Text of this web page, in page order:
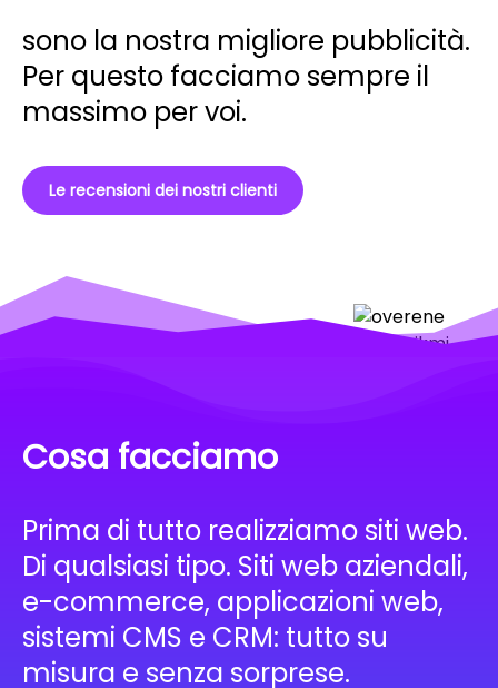
sono la nostra migliore pubblicità.
Per questo facciamo sempre il
massimo per voi.
Le recensioni dei nostri clienti
Cosa facciamo
Prima di tutto realizziamo siti web.
Di qualsiasi tipo. Siti web aziendali,
e-commerce, applicazioni web,
sistemi CMS e CRM: tutto su
misura e senza sorprese.